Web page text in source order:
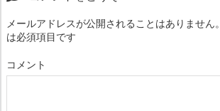
メールアドレスが公開されることはありません。
は必須項目です
コメント